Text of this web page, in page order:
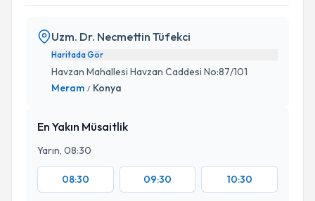
Uzm. Dr. Necmettin Tüfekci
Haritada Gör
Havzan Mahallesi Havzan Caddesi No:87/101
Meram / Konya
En Yakın Müsaitlik
Yarın, 08:30
08:30 09:30 10:30